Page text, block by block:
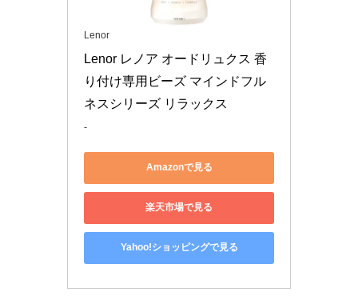
Lenor
Lenor レノア オードリュクス 香
り付け専用ビーズ マインドフル
ネスシリーズ リラックス
-
Amazonで見る
楽天市場で見る
Yahoo!ショッピングで見る